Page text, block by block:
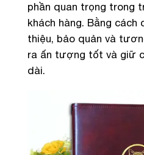
phần quan trọng trong
khách hàng. Bằng
thiệu, bảo quản và
ra ấn tượng tốt và giữ
dài.